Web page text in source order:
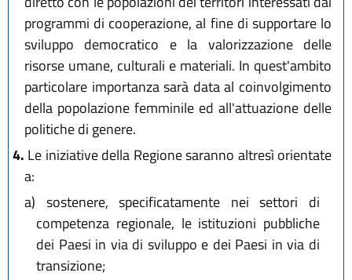
programmi di cooperazione, al fine di supportare lo
sviluppo democratico e la valorizzazione delle
risorse umane, culturali e materiali. In quest'ambito
particolare importanza sarà data al coinvolgimento
della popolazione femminile ed all'attuazione delle
politiche di genere.
4. Le iniziative della Regione saranno altresì orientate
a:
a) sostenere, specificatamente nei settori di
competenza regionale, le istituzioni pubbliche
dei Paesi in via di sviluppo e dei Paesi in via di
transizione;